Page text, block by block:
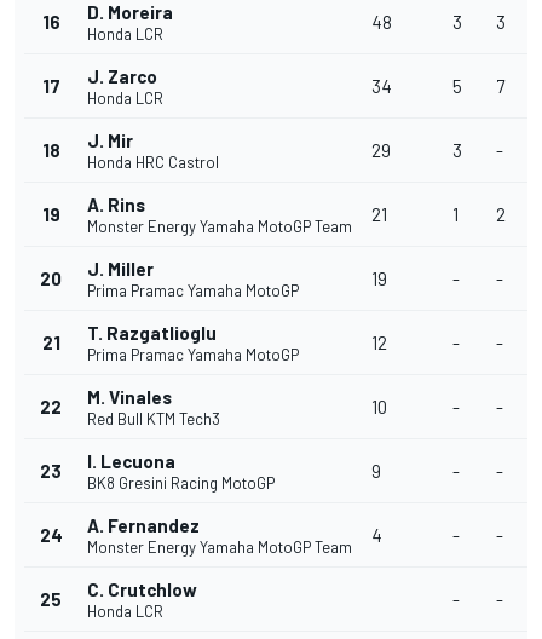
16 D. Moreira
Honda LCR
48 3 3
17 J. Zarco
Honda LCR
34 5 7
18 J. Mir
Honda HRC Castrol
29 3 -
19 A. Rins
Monster Energy Yamaha MotoGP Team
21 1 2
20 J. Miller
Prima Pramac Yamaha MotoGP
19 - -
21 T. Razgatlioglu
Prima Pramac Yamaha MotoGP
12 - -
22 M. Vinales
Red Bull KTM Tech3
10 - -
23 I. Lecuona
BK8 Gresini Racing MotoGP
9 - -
24 A. Fernandez
Monster Energy Yamaha MotoGP Team
4 - -
25 C. Crutchlow
Honda LCR
- -